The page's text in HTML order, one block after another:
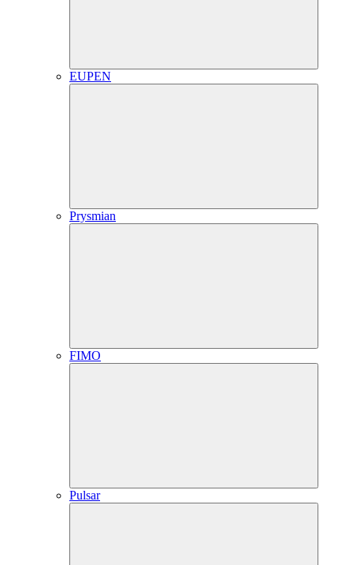
EUPEN
Prysmian
FIMO
Pulsar